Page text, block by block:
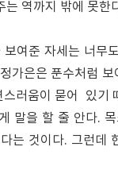
는 역까지 밖에 못한
여준 자세는 너무
가은은 푼수처럼
러움이 묻어 있기
말을 할 줄 안다.
는 것이다. 그런데